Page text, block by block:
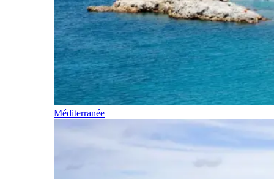
Méditerranée